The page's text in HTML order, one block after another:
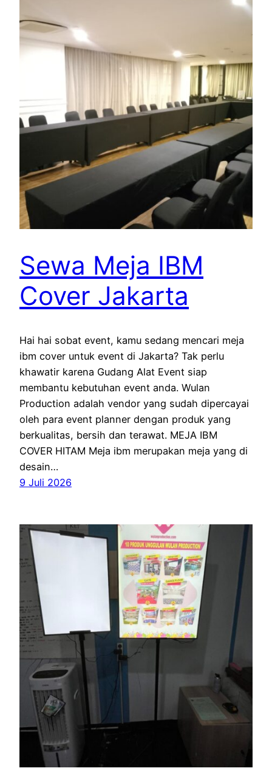
Sewa Meja IBM
Cover Jakarta
Hai hai sobat event, kamu sedang mencari meja
ibm cover untuk event di Jakarta? Tak perlu
khawatir karena Gudang Alat Event siap
membantu kebutuhan event anda. Wulan
Production adalah vendor yang sudah dipercayai
oleh para event planner dengan produk yang
berkualitas, bersih dan terawat. MEJA IBM
COVER HITAM Meja ibm merupakan meja yang di
desain…
9 Juli 2026